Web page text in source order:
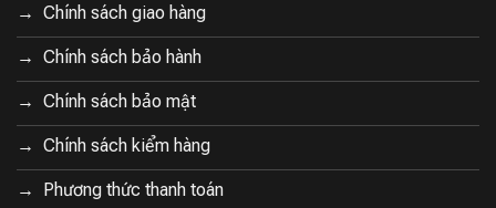
Chính sách giao hàng
Chính sách bảo hành
Chính sách bảo mật
Chính sách kiểm hàng
Phương thức thanh toán